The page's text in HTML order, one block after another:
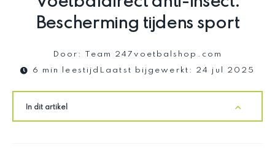
Bescherming tijdens sport
Door:
Team 247voetbalshop.com
6 min leestijd Laatst bijgewerkt: 24 jul 2025
In dit artikel